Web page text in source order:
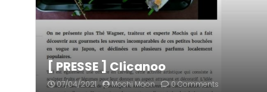
[ PRESSE ] Clicanoo
07/04/2021 Mochi Moon 0 Comments